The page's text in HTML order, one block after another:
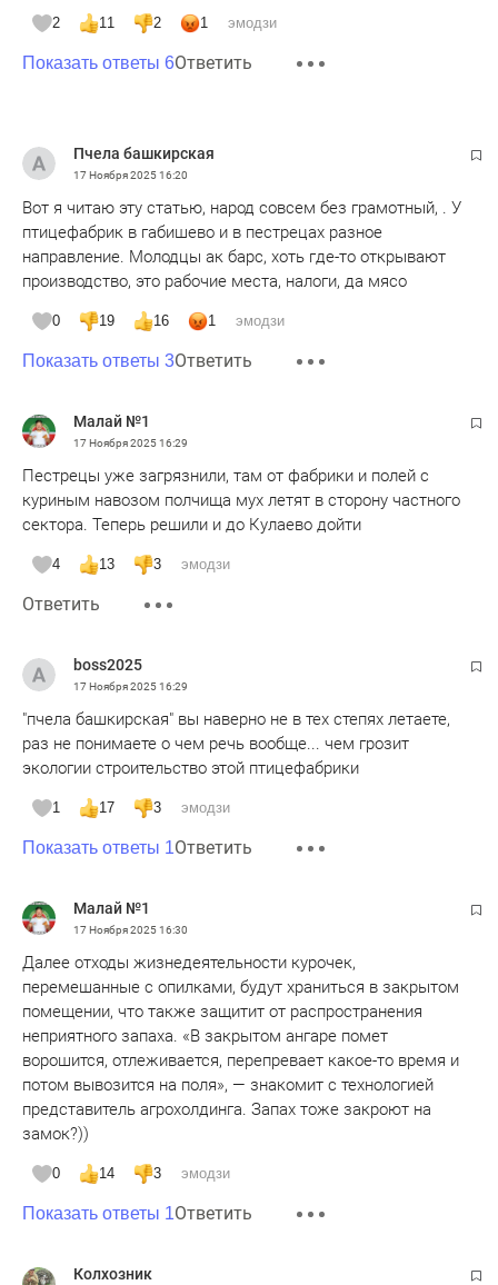
2 11 2 1 эмодзи
Показать ответы 6Ответить
Пчела башкирская
17 Ноября 202516:20
Вот я читаю эту статью, народ совсем без грамотный, . У
птицефабрик в габишево и в пестрецах разное
направление. Молодцы ак барс, хоть где-то открывают
производство, это рабочие места, налоги, да мясо
0 19 16 1 эмодзи
Показать ответы 3Ответить
Малай №1
17 Ноября 202516:29
Пестрецы уже загрязнили, там от фабрики и полей с
куриным навозом полчища мух летят в сторону частного
сектора. Теперь решили и до Кулаево дойти
4 13 3 эмодзи
Ответить
boss2025
17 Ноября 202516:29
"пчела башкирская" вы наверно не в тех степях летаете,
раз не понимаете о чем речь вообще... чем грозит
экологии строительство этой птицефабрики
1 17 3 эмодзи
Показать ответы 1Ответить
Малай №1
17 Ноября 202516:30
Далее отходы жизнедеятельности курочек,
перемешанные с опилками, будут храниться в закрытом
помещении, что также защитит от распространения
неприятного запаха. «В закрытом ангаре помет
ворошится, отлеживается, перепревает какое-то время и
потом вывозится на поля», — знакомит с технологией
представитель агрохолдинга. Запах тоже закроют на
замок?))
0 14 3 эмодзи
Показать ответы 1Ответить
Колхозник